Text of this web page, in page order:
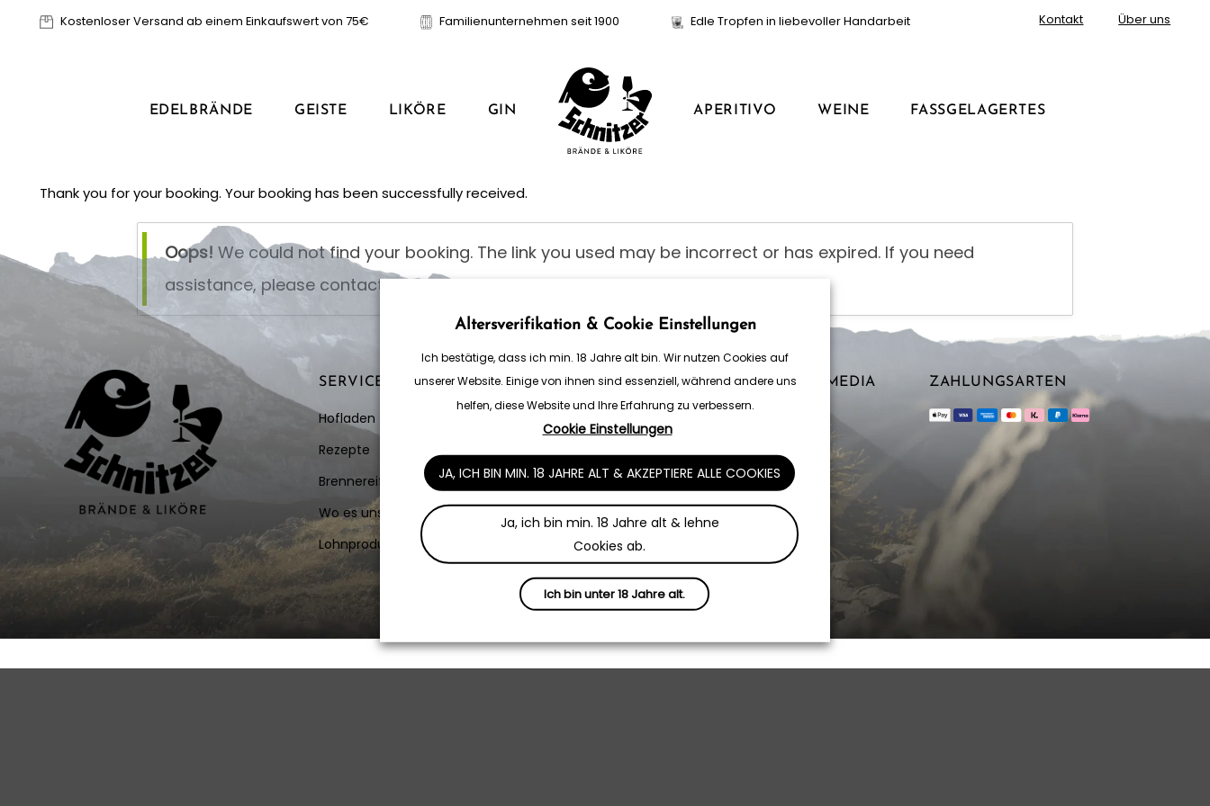
Kostenloser Versand ab einem Einkaufswert von 75€ Familienunternehmen seit 1900 Edle Tropfen in liebevoller Handarbeit Kontakt Über uns
EDELBRÄNDE GEISTE LIKÖRE GIN APERITIVO WEINE FASSGELAGERTES
Thank you for your booking. Your booking has been successfully received.
Oops! We could not find your booking. The link you used may be incorrect or has expired. If you need
assistance, please contact our support team.
SERVICE
Hofladen
Rezepte
Brennereiführung
Wo es uns gibt
Lohnproduktion
INFORMATIONEN
Datenschutz
Impressum
Widerruf
Zahlung & Versand
Vertrag widerrufen
SOCIAL MEDIA ZAHLUNGSARTEN
Altersverifikation & Cookie Einstellungen
Ich bestätige, dass ich min. 18 Jahre alt bin. Wir nutzen Cookies auf
unserer Website. Einige von ihnen sind essenziell, während andere uns
helfen, diese Website und Ihre Erfahrung zu verbessern.
Cookie Einstellungen
JA, ICH BIN MIN. 18 JAHRE ALT & AKZEPTIERE ALLE COOKIES
Ja, ich bin min. 18 Jahre alt & lehne
Cookies ab.
Ich bin unter 18 Jahre alt.